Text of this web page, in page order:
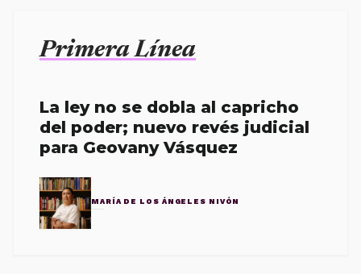
Primera Línea
La ley no se dobla al capricho
del poder; nuevo revés judicial
para Geovany Vásquez
MARÍA DE LOS ÁNGELES NIVÓN